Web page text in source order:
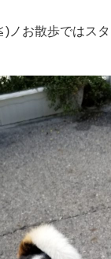
ノお散歩ではス